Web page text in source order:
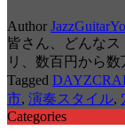
Author
皆さん、どんな
リ、数百円から
Tagged
市, 演奏スタイル,
Categories